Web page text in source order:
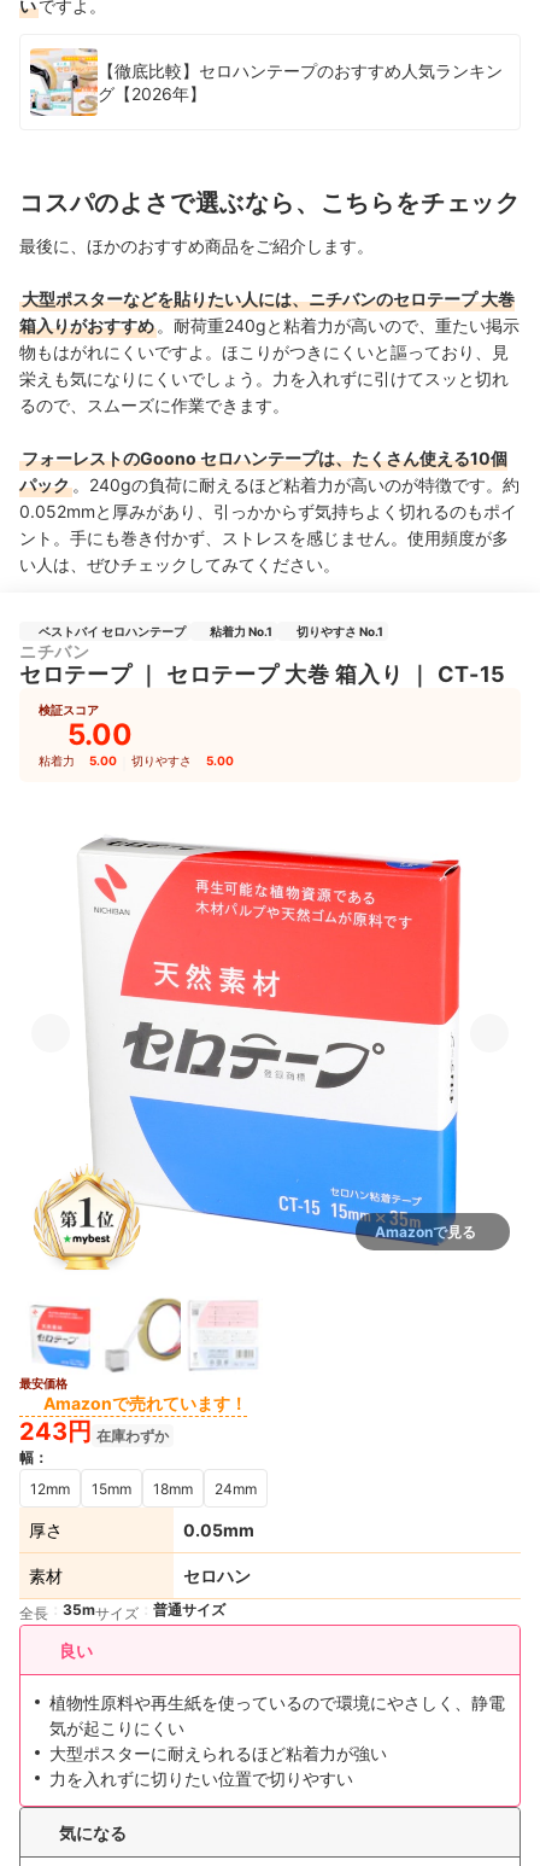
いですよ。
【徹底比較】セロハンテープのおすすめ人気ランキン
グ【2026年】
コスパのよさで選ぶなら、こちらをチェック
最後に、ほかのおすすめ商品をご紹介します。
大型ポスターなどを貼りたい人には、ニチバンのセロテープ 大巻
箱入りがおすすめ 。耐荷重240gと粘着力が高いので、重たい掲示
物もはがれにくいですよ。ほこりがつきにくいと謳っており、見
栄えも気になりにくいでしょう。力を入れずに引けてスッと切れ
るので、スムーズに作業できます。
フォーレストのGoono セロハンテープは、たくさん使える10個
パック 。240gの負荷に耐えるほど粘着力が高いのが特徴です。約
0.052mmと厚みがあり、引っかからず気持ちよく切れるのもポイ
ント。手にも巻き付かず、ストレスを感じません。使用頻度が多
い人は、ぜひチェックしてみてください。
ベストバイ セロハンテープ 粘着力 No.1 切りやすさ No.1
ニチバン
セロテープ｜ セロテープ 大巻 箱入り CT-15
検証スコア
5.00
粘着力 5.00 切りやすさ 5.00
Amazonで見る
最安価格
Amazonで売れています！
243円 在庫わずか
幅 ：
12mm
15mm 18mm 24mm
厚さ 0.05mm
素材 セロハン
全長 35mサイズ 普通サイズ
良い
植物性原料や再生紙を使っているので環境にやさしく、静電
気が起こりにくい
大型ポスターに耐えられるほど粘着力が強い
力を入れずに切りたい位置で切りやすい
気になる